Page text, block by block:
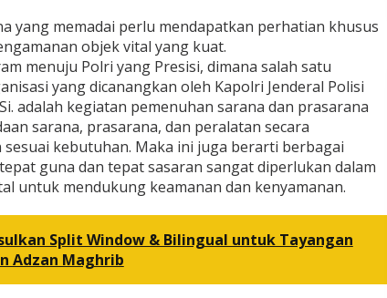
yang memadai perlu mendapatkan perhatian khusus
objek vital yang kuat.
menuju Polri yang Presisi, dimana salah satu
yang dicanangkan oleh Kapolri Jenderal Polisi
adalah kegiatan pemenuhan sarana dan prasarana
sarana, prasarana, dan peralatan secara
kebutuhan. Maka ini juga berarti berbagai
guna dan tepat sasaran sangat diperlukan dalam
untuk mendukung keamanan dan kenyamanan.
Split Window & Bilingual untuk Tayangan
Adzan Maghrib